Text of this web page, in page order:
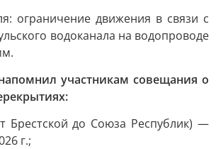
ограничение движения в связи с
водоканала на водопроводе
участникам совещания о
Брестской до Союза Республик) —
г.;